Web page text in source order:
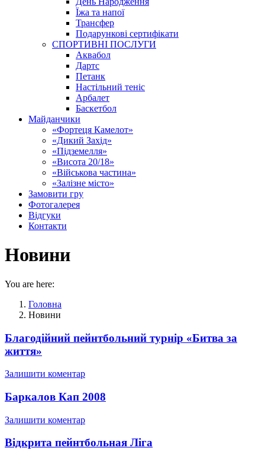
Їжа та напої
Трансфер
Подарункові сертифікати
СПОРТИВНІ ПОСЛУГИ
Аквабол
Дартс
Петанк
Настільний теніс
Арбалет
Баскетбол
Майданчики
«Фортеця Камелот»
«Дикий Захід»
«Підземелля»
«Висота 20/18»
«Військова частина»
«Залізне місто»
Замовити гру
Фотогалерея
Відгуки
Контакти
Новини
You are here:
Головна
Новини
Благодійний пейнтбольний турнір «Битва за
життя»
Залишити коментар
Баркалов Кап 2008
Залишити коментар
Відкрита пейнтбольная Ліга